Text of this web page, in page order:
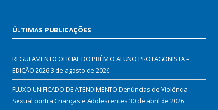
ÚLTIMAS PUBLICAÇÕES
REGULAMENTO OFICIAL DO PRÊMIO ALUNO PROTAGONISTA –
EDIÇÃO 20263 de agosto de 2026
FLUXO UNIFICADO DE ATENDIMENTO Denúncias de Violência
Sexual contra Crianças e Adolescentes 30 de abril de 2026